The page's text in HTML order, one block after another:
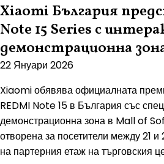
Xiaomi България
Note 15 Series с
демонстрационна
22 Януари 2026
Xiaomi обявява официалната
REDMI Note 15 в България със
демонстрационна зона в Mall of
отворена за посетители между 21
на партерния етаж на търговския